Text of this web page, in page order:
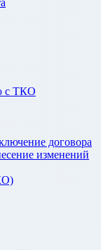
с ТКО
договора
изменений